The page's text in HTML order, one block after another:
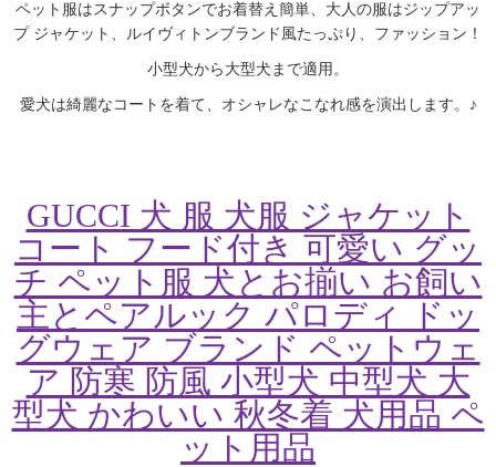
ペット服はスナップボタンでお着替え簡単、大人の服はジップアッ
プ ジャケット、ルイヴィトンブランド風たっぷり、ファッション！
小型犬から大型犬まで適用。
愛犬は綺麗なコートを着て、オシャレなこなれ感を演出します。♪
GUCCI 犬 服 犬服 ジャケット
コート フード付き 可愛い グッ
チ ペット服 犬とお揃い お飼い
主とペアルック パロディ ドッ
グウェア ブランド ペットウェ
ア 防寒 防風 小型犬 中型犬 大
型犬 かわいい 秋冬着 犬用品 ペ
ット用品